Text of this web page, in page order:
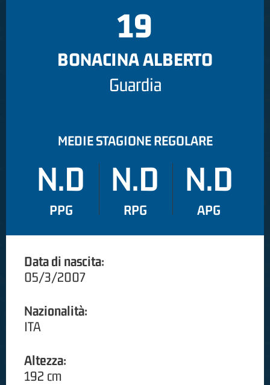
19
BONACINA ALBERTO
Guardia
MEDIE STAGIONE REGOLARE
N.D
PPG
N.D
RPG
N.D
APG
Data di nascita:
05/3/2007
Nazionalità:
ITA
Altezza:
192 cm